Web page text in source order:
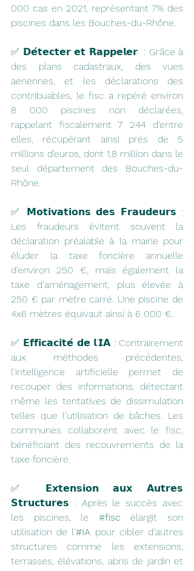
000 cas en 2021, représentant 7% des
piscines dans les Bouches-du-Rhône.
✅ 𝗗𝗲́𝘁𝗲𝗰𝘁𝗲𝗿 𝗲𝘁 𝗥𝗮𝗽𝗽𝗲𝗹𝗲𝗿  : Grâce à
des plans cadastraux, des vues
aériennes, et les déclarations des
contribuables, le fisc a repéré environ
8 000 piscines non déclarées,
rappelant fiscalement 7 244 d'entre
elles, récupérant ainsi près de 5
millions d'euros, dont 1,8 million dans le
seul département des Bouches-du-
Rhône.
✅ 𝗠𝗼𝘁𝗶𝘃𝗮𝘁𝗶𝗼𝗻𝘀 𝗱𝗲𝘀 𝗙𝗿𝗮𝘂𝗱𝗲𝘂𝗿𝘀 :
Les fraudeurs évitent souvent la
déclaration préalable à la mairie pour
éluder la taxe foncière annuelle
d'environ 250 €, mais également la
taxe d'aménagement, plus élevée à
250 € par mètre carré. Une piscine de
4x6 mètres équivaut ainsi à 6 000 €.
✅ 𝗘𝗳𝗳𝗶𝗰𝗮𝗰𝗶𝘁𝗲́ 𝗱𝗲 𝗹'𝗜𝗔 : Contrairement
aux méthodes précédentes,
l'intelligence artificielle permet de
recouper des informations, détectant
même les tentatives de dissimulation
telles que l'utilisation de bâches. Les
communes collaborent avec le fisc,
bénéficiant des recouvrements de la
taxe foncière.
✅ 𝗘𝘅𝘁𝗲𝗻𝘀𝗶𝗼𝗻 𝗮𝘂𝘅 𝗔𝘂𝘁𝗿𝗲𝘀
𝗦𝘁𝗿𝘂𝗰𝘁𝘂𝗿𝗲𝘀 : Après le succès avec
les piscines, le #fisc élargit son
utilisation de l'#IA pour cibler d'autres
structures comme les extensions,
terrasses, élévations, abris de jardin et